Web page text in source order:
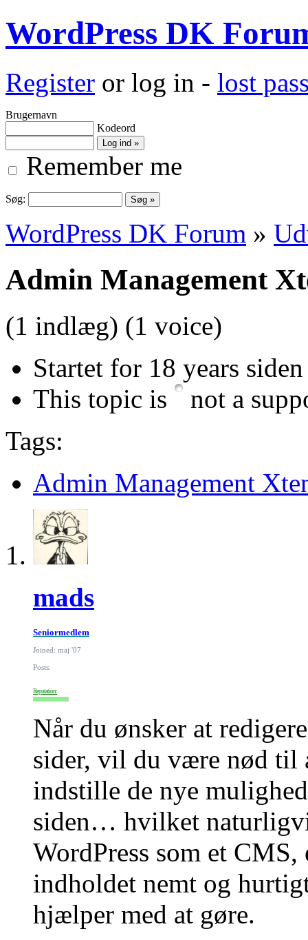
WordPress DK
Register or log in - lost
Brugernavn
Kodeord
Remember me
Søg:
WordPress DK Forum »
Admin Management
(1 indlæg) (1 voice)
Startet for 18 years
This topic is
not a
Tags:
Admin Management
mads
Seniormedlem
Joined: maj '07
Posts:
Reputation:
Når du ønsker at
sider, vil du være nød til
indstille de nye
siden… hvilket
WordPress som et
indholdet nemt og
hjælper med at gøre.